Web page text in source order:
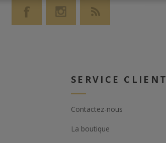
SERVICE CLIENT
Contactez-nous
La boutique